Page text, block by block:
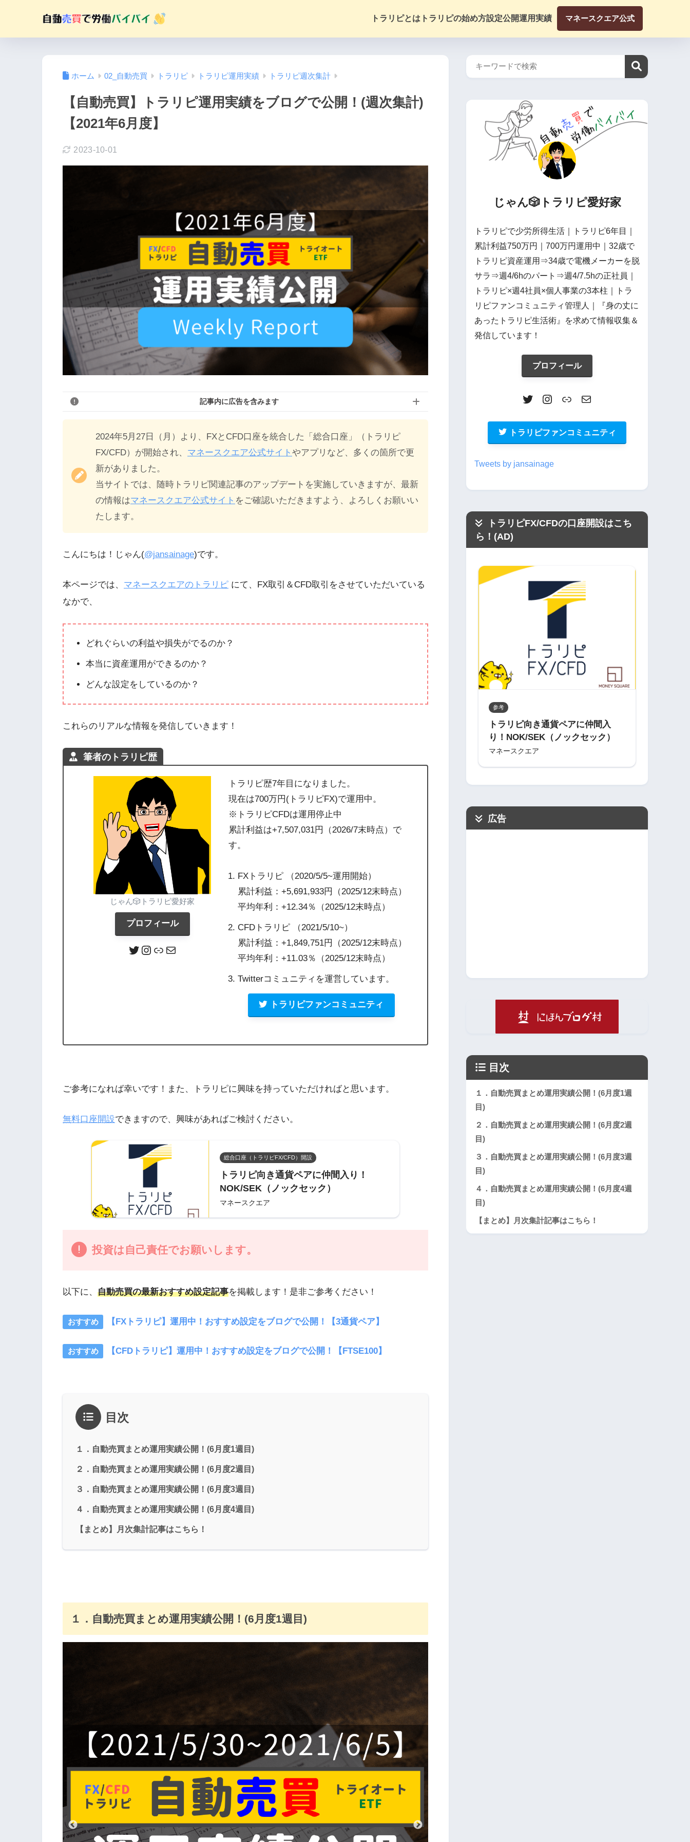
トラリピとは トラリピの始め方設定公開運用実績 マネースクエア公式
ホーム 02_自動売買 トラリピ トラリピ運用実績 トラリピ週次集計
【自動売買】トラリピ運用実績をブログで公開！(週次集計)
【2021年6月度】
2023-10-01
記事内に広告を含みます
2024年5月27日（月）より、FXとCFD口座を統合した「総合口座」（トラリピ
FX/CFD）が開始され、 マネースクエア公式サイト やアプリなど、多くの箇所で更
新がありました。
当サイトでは、随時トラリピ関連記事のアップデートを実施していきますが、最新
の情報はマネースクエア公式サイト をご確認いただきますよう、よろしくお願いい
たします。
こんにちは！じゃん(@jansainage)です。
本ページでは、 マネースクエアのトラリピ にて、FX取引＆CFD取引をさせていただいている
なかで、
どれぐらいの利益や損失がでるのか？
本当に資産運用ができるのか？
どんな設定をしているのか？
これらのリアルな情報を発信していきます！
筆者のトラリピ歴
じゃん🎲トラリピ愛好家
プロフィール
トラリピ歴7年目になりました。
現在は700万円(トラリピFX)で運用中。
※トラリピCFDは運用停止中
累計利益は+7,507,031円（2026/7末時点）で
す。
FXトラリピ （2020/5/5~運用開始）
累計利益：+5,691,933円（2025/12末時点）
平均年利：+12.34％（2025/12末時点）
CFDトラリピ （2021/5/10~）
累計利益：+1,849,751円（2025/12末時点）
平均年利：+11.03％（2025/12末時点）
Twitterコミュニティを運営しています。
トラリピファンコミュニティ
ご参考になれば幸いです！また、トラリピに興味を持っていただければと思います。
無料口座開設できますので、興味があればご検討ください。
総合口座（トラリピFX/CFD）開設
トラリピ向き通貨ペアに仲間入り！
NOK/SEK（ノックセック）
マネースクエア
投資は自己責任でお願いします。
以下に、 自動売買の最新おすすめ設定記事を掲載します！是非ご参考ください！
【FXトラリピ】運用中！おすすめ設定をブログで公開！【3通貨ペア】
【CFDトラリピ】運用中！おすすめ設定をブログで公開！【FTSE100】
目次
１．自動売買まとめ運用実績公開！(6月度1週目)
２．自動売買まとめ運用実績公開！(6月度2週目)
３．自動売買まとめ運用実績公開！(6月度3週目)
４．自動売買まとめ運用実績公開！(6月度4週目)
【まとめ】月次集計記事はこちら！
１．自動売買まとめ運用実績公開！(6月度1週目)
じゃん🎲トラリピ愛好家
トラリピで少労所得生活｜トラリピ6年目｜
累計利益750万円｜700万円運用中｜32歳で
トラリピ資産運用⇒34歳で電機メーカーを脱
サラ⇒週4/6hのパート⇒週4/7.5hの正社員｜
トラリピ×週4社員×個人事業の3本柱｜トラ
リピファンコミュニティ管理人｜『身の丈に
あったトラリピ生活術』を求めて情報収集＆
発信しています！
プロフィール
トラリピファンコミュニティ
Tweets by jansainage
トラリピFX/CFDの口座開設はこち
ら！(AD)
参考
トラリピ向き通貨ペアに仲間入
り！NOK/SEK（ノックセック）
マネースクエア
広告
目次
１．自動売買まとめ運用実績公開！(6月度1週
目)
２．自動売買まとめ運用実績公開！(6月度2週
目)
３．自動売買まとめ運用実績公開！(6月度3週
目)
４．自動売買まとめ運用実績公開！(6月度4週
目)
【まとめ】月次集計記事はこちら！